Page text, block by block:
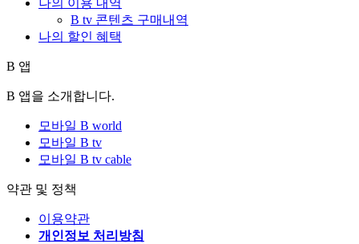
나의 이용 내역
B tv 콘텐츠 구매내역
나의 할인 혜택
B 앱
B 앱을 소개합니다.
모바일 B world
모바일 B tv
모바일 B tv cable
약관 및 정책
이용약관
개인정보 처리방침